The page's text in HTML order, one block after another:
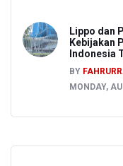
Lippo dan
Kebijakan
Indonesia
BY
MONDAY,